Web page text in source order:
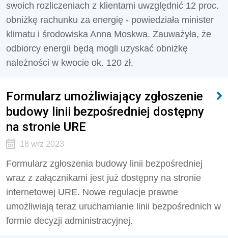
swoich rozliczeniach z klientami uwzględnić 12 proc.
obniżkę rachunku za energię - powiedziała minister
klimatu i środowiska Anna Moskwa. Zauważyła, że
odbiorcy energii będą mogli uzyskać obniżkę
należności w kwocie ok. 120 zł.
Formularz umożliwiający zgłoszenie
budowy linii bezpośredniej dostępny
na stronie URE
18 wrz 2023
Formularz zgłoszenia budowy linii bezpośredniej
wraz z załącznikami jest już dostępny na stronie
internetowej URE. Nowe regulacje prawne
umożliwiają teraz uruchamianie linii bezpośrednich w
formie decyzji administracyjnej.